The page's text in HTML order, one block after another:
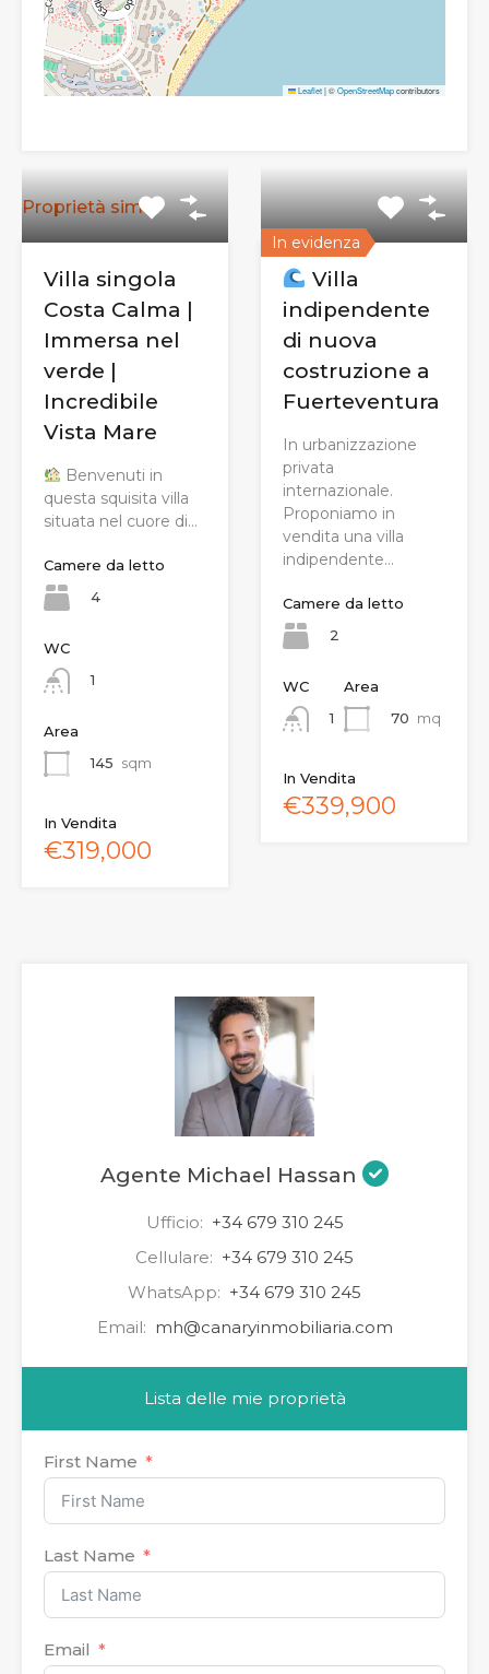
Leaflet|©OpenStreetMapcontributors
Proprietà simili
Villa singola
Costa Calma |
Immersa nel
verde |
Incredibile
Vista Mare
Benvenuti in
questa squisita villa
situata nel cuore di…
Camere da letto
4
WC
1
Area
145 sqm
In Vendita
€319,000
In evidenza
Villa
indipendente
di nuova
costruzione a
Fuerteventura
In urbanizzazione
privata
internazionale.
Proponiamo in
vendita una villa
indipendente…
Camere da letto
2
WC
1
Area
70 mq
In Vendita
€339,900
Agente Michael Hassan
Ufficio: +34 679 310 245
Cellulare: +34 679 310 245
WhatsApp: +34 679 310 245
Email: mh@canaryinmobiliaria.com
Lista delle mie proprietà
First Name
Last Name
Email